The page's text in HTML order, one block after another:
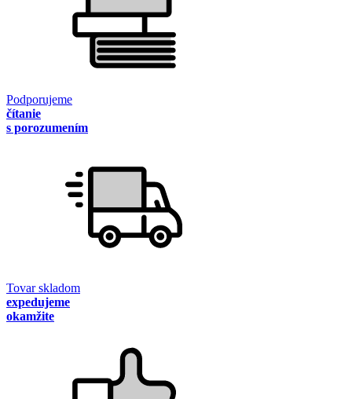
Podporujeme
čítanie
s porozumením
Tovar skladom
expedujeme
okamžite